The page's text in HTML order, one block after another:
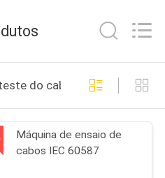
teste de
268
do cabo
Máquina de ensaio de
cabos IEC 60587